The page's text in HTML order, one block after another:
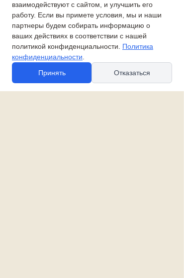
взаимодействуют с сайтом, и улучшить его
работу. Если вы примете условия, мы и наши
партнеры будем собирать информацию о
ваших действиях в соответствии с нашей
политикой конфиденциальности. Политика
конфиденциальности
Принять
Отказаться